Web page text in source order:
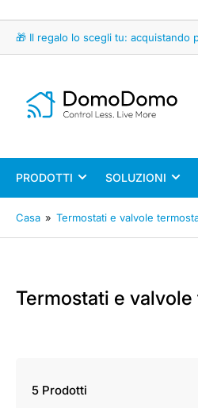
🎁 Il regalo lo scegli tu: acquistando
PRODOTTI SOLUZIONI
Casa » Termostati e valvole
Termostati e
5 Prodotti